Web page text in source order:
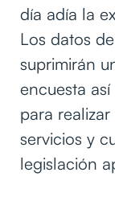
día adía la
Los datos
suprimirán
encuesta
para
servicios y
legislación